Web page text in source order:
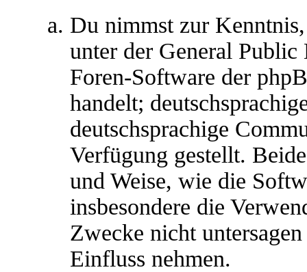
Du nimmst zur
unter der General
Foren-Software der
handelt;
deutschsprachige
Verfügung gestellt.
und Weise, wie die
insbesondere die
Zwecke nicht
Einfluss nehmen.